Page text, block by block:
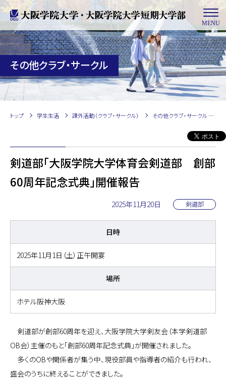
MENU
その他クラブ・サークル
トップ 学生生活 課外活動（クラブ・サークル） その他クラブ・サークル
剣道部「大阪学院大学体育会剣道部 創部
60周年記念式典」開催報告
2025年11月20日 剣道部
日時
2025年11月1日（土）正午開宴
場所
ホテル阪神大阪
剣道部が創部60周年を迎え、大阪学院大学剣友会（本学剣道部
OB会）主催のもと「創部60周年記念式典」が開催されました。
多くのOBや関係者が集う中、現役部員や指導者の紹介も行われ、
盛会のうちに終えることができました。